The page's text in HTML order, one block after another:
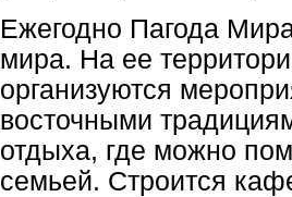
Ежегодно Пагода
мира. На ее
организуются
восточными
отдыха, где можно
семьей. Строится